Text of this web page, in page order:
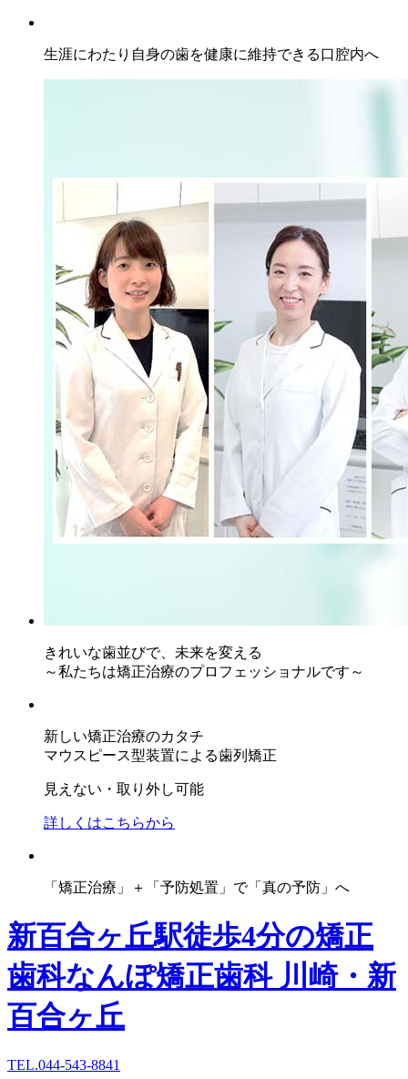
生涯にわたり自身の歯を健康に維持できる口腔内へ
きれいな歯並びで、未来を変える
～私たちは矯正治療のプロフェッショナルです～
新しい矯正治療のカタチ
マウスピース型装置による歯列矯正
見えない・取り外し可能
詳しくはこちらから
「矯正治療」＋「予防処置」で「真の予防」へ
新百合ヶ丘駅徒歩4分の矯正
歯科なんぽ矯正歯科 川崎・新
百合ヶ丘
TEL.044-543-8841